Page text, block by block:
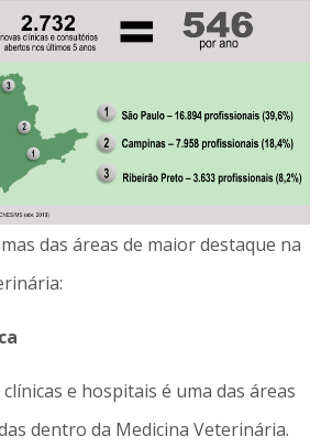
das áreas de maior destaque na
e hospitais é uma das áreas
dentro da Medicina Veterinária.